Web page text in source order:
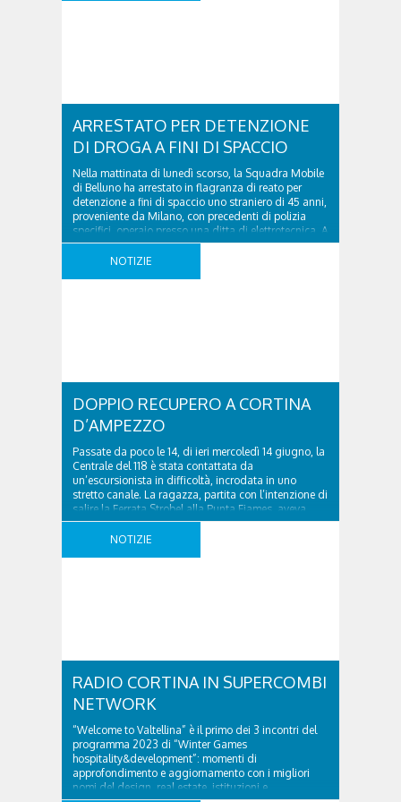
ARRESTATO PER DETENZIONE
DI DROGA A FINI DI SPACCIO
Nella mattinata di lunedì scorso, la Squadra Mobile
di Belluno ha arrestato in flagranza di reato per
detenzione a fini di spaccio uno straniero di 45 anni,
proveniente da Milano, con precedenti di polizia
specifici, operaio presso una ditta di elettrotecnica. A
seguito di attività informativa personale della 4^
Sezione “Antidroga” della Squadra Mobile aveva ..
NOTIZIE
DOPPIO RECUPERO A CORTINA
D’AMPEZZO
Passate da poco le 14, di ieri mercoledì 14 giugno, la
Centrale del 118 è stata contattata da
un’escursionista in difficoltà, incrodata in uno
stretto canale. La ragazza, partita con l’intenzione di
salire la Ferrata Strobel alla Punta Fiames, aveva
inavvertitamente superato l’attacco, iniziando a
risalire e finendo bloccata in un diedro. Allertato il
NOTIZIE
RADIO CORTINA IN SUPERCOMBI
NETWORK
“Welcome to Valtellina” è il primo dei 3 incontri del
programma 2023 di “Winter Games
hospitality&development”: momenti di
approfondimento e aggiornamento con i migliori
nomi del design, real estate, istituzioni e